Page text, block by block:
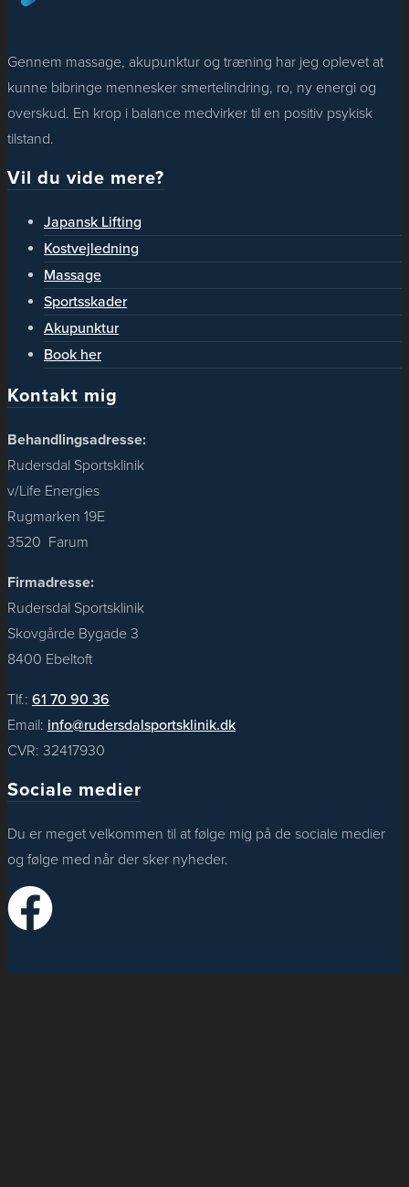
Gennem massage, akupunktur og træning har jeg oplevet at
kunne bibringe mennesker smertelindring, ro, ny energi og
overskud. En krop i balance medvirker til en positiv psykisk
tilstand.
Vil du vide mere?
Japansk Lifting
Kostvejledning
Massage
Sportsskader
Akupunktur
Book her
Kontakt mig
Behandlingsadresse:
Rudersdal Sportsklinik
v/Life Energies
Rugmarken 19E
3520 Farum
Firmadresse:
Rudersdal Sportsklinik
Skovgårde Bygade 3
8400 Ebeltoft
Tlf.: 61 70 90 36
Email: info@rudersdalsportsklinik.dk
CVR: 32417930
Sociale medier
Du er meget velkommen til at følge mig på de sociale medier
og følge med når der sker nyheder.